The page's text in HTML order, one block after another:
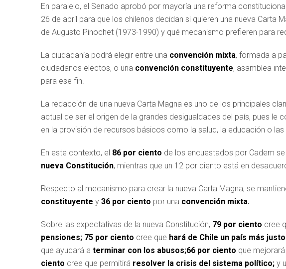
En paralelo, el Senado aprobó por mayoría una reforma
26 de abril para que los chilenos decidan si quieren una nueva Carta
de Augusto Pinochet (1973-1990) y qué mecanismo prefieren para
La ciudadanía podrá elegir entre una convención mixta, formada a
ciudadanos electos, o una convención constituyente, asamblea
para ese fin.
La redacción de una nueva Carta Magna es uno de los principales
actual de ser el origen de la grandes desigualdades del país, pues le
en la provisión de recursos básicos como la salud, la educación o
En este contexto, el 86 por ciento de los encuestados por Cadem
nueva Constitución, mientras que un 12 por ciento está en
Respecto al mecanismo para crear la nueva Carta Magna, se
constituyente y 36 por ciento por una convención mixta.
Sobre las expectativas de la nueva Constitución, 79 por ciento cree
pensiones; 75 por ciento cree que hará de Chile un país más
que ayudará a terminar con los abusos;66 por ciento que mejorará
ciento cree que permitirá resolver la crisis del sistema político; y